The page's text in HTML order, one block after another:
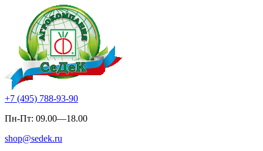
+7 (495) 788-93-90
Пн-Пт: 09.00—18.00
shop@sedek.ru